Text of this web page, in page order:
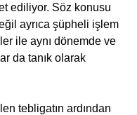
ediliyor. Söz konusu
ayrıca şüpheli işlem
ile aynı dönemde ve
da tanık olarak
tebligatın ardından